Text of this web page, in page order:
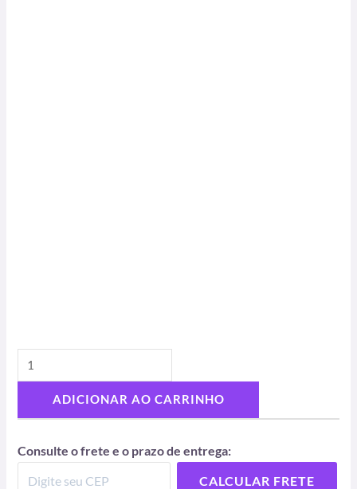
ADICIONAR AO CARRINHO
Consulte o frete e o prazo de entrega:
CALCULAR FRETE